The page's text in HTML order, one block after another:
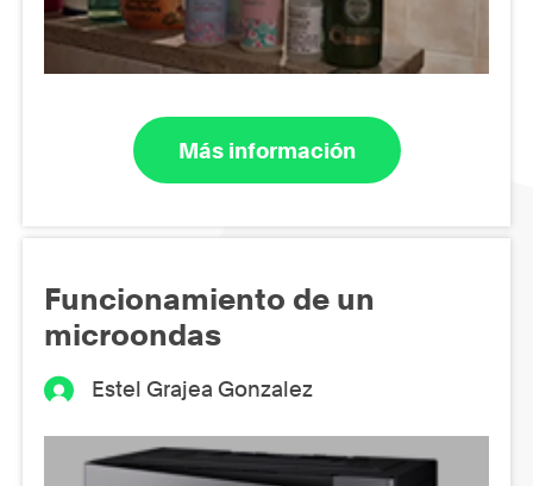
Más información
Funcionamiento de un
microondas
Estel Grajea Gonzalez